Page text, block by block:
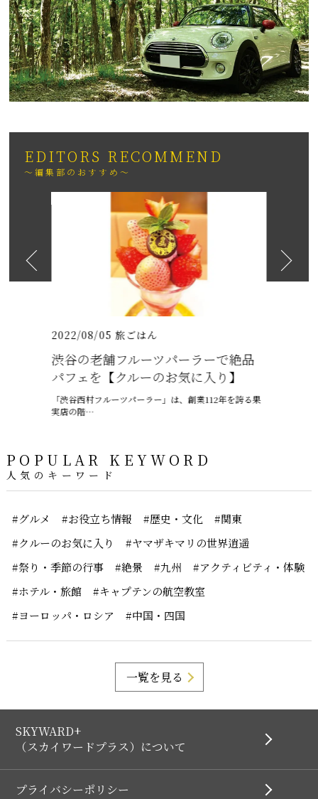
EDITORS RECOMMEND
～編集部のおすすめ～
2026
紹介
2022/08/05 旅ごはん
渋谷の老舗フルーツパーラーで絶品
パフェを【クルーのお気に入り】
「渋谷西村フルーツパーラー」は、創業112年を誇る果
実店の階…
POPULAR KEYWORD
人気のキーワード
#グルメ #お役立ち情報 #歴史・文化
#関東
#クルーのお気に入り
#ヤマザキマリの世界逍遥
#祭り・季節の行事
#絶景 #九州
#アクティビティ・体験
#ホテル・旅館
#キャプテンの航空教室
#ヨーロッパ・ロシア
#中国・四国
一覧を見る
SKYWARD+
（スカイワードプラス）について
プライバシーポリシー